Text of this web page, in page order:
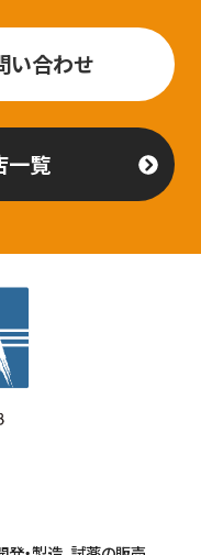
い合わせ
一覧